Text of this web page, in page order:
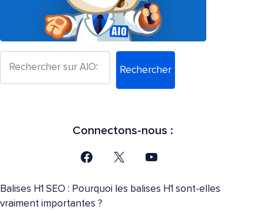
Rechercher
Connectons-nous :
Balises H1 SEO : Pourquoi les balises H1 sont-elles
vraiment importantes ?